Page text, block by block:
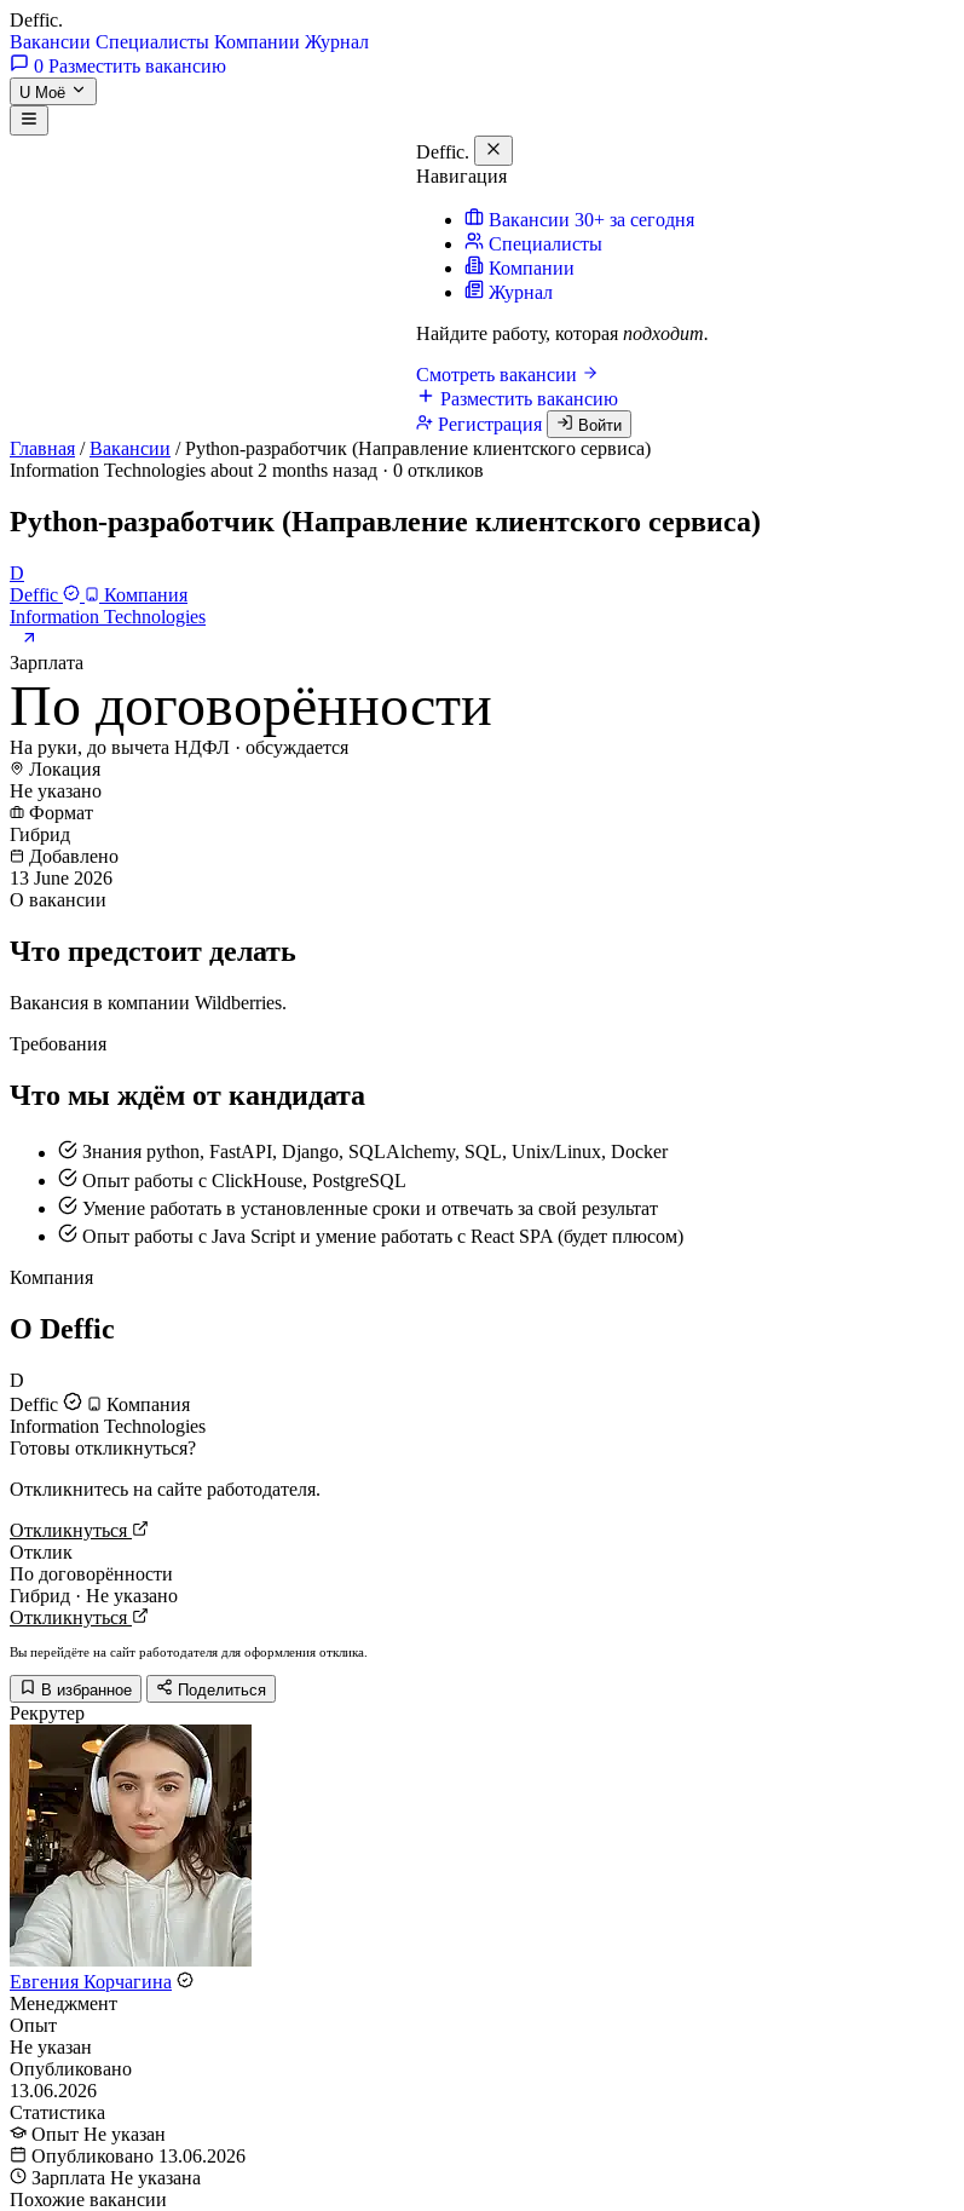
Deffic.
Вакансии Специалисты Компании Журнал
0 Разместить вакансию
U Моё
Deffic.
Навигация
Вакансии 30+ за сегодня
Специалисты
Компании
Журнал
Найдите работу, которая подходит.
Смотреть вакансии
Разместить вакансию
Регистрация
Войти
Главная / Вакансии / Python-разработчик (Направление клиентского сервиса)
Information Technologies about 2 months назад · 0 откликов
Python-разработчик (Направление клиентского сервиса)
D
Deffic
Компания
Information Technologies
Зарплата
По договорённости
На руки, до вычета НДФЛ · обсуждается
Локация
Не указано
Формат
Гибрид
Добавлено
13 June 2026
О вакансии
Что предстоит делать
Вакансия в компании Wildberries.
Требования
Что мы ждём от кандидата
Знания python, FastAPI, Django, SQLAlchemy, SQL, Unix/Linux, Docker
Опыт работы с ClickHouse, PostgreSQL
Умение работать в установленные сроки и отвечать за свой результат
Опыт работы с Java Script и умение работать с React SPA (будет плюсом)
Компания
О Deffic
D
Deffic
Компания
Information Technologies
Готовы откликнуться?
Откликнитесь на сайте работодателя.
Откликнуться
Отклик
По договорённости
Гибрид · Не указано
Откликнуться
Вы перейдёте на сайт работодателя для оформления отклика.
В избранное Поделиться
Рекрутер
Евгения Корчагина
Менеджмент
Опыт
Не указан
Опубликовано
13.06.2026
Статистика
Опыт Не указан
Опубликовано 13.06.2026
Зарплата Не указана
Похожие вакансии